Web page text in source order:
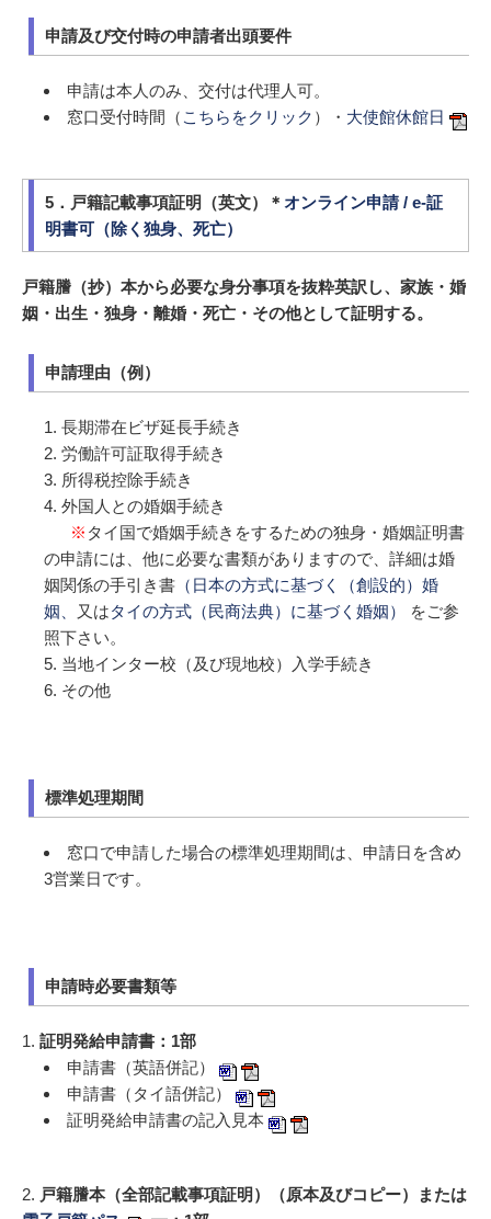
申請及び交付時の申請者出頭要件
申請は本人のみ、交付は代理人可。
窓口受付時間（ こちらをクリック ）・ 大使館休館日
5．戸籍記載事項証明（英文）＊ オンライン申請 / e-証
明書可（除く独身、死亡）
戸籍謄（抄）本から必要な身分事項を抜粋英訳し、家族・婚
姻・出生・独身・離婚・死亡・その他として証明する。
申請理由（例）
長期滞在ビザ延長手続き
労働許可証取得手続き
所得税控除手続き
外国人との婚姻手続き
※ タイ国で婚姻手続きをするための独身・婚姻証明書
の申請には、他に必要な書類がありますので、詳細は婚
姻関係の手引き書 （日本の方式に基づく（創設的）婚
姻、
又はタイの方式（民商法典）に基づく婚姻）
をご参
照下さい。
当地インター校（及び現地校）入学手続き
その他
標準処理期間
窓口で申請した場合の標準処理期間は、申請日を含め
3営業日です。
申請時必要書類等
1. 証明発給申請書：1部
申請書（英語併記）
申請書（タイ語併記）
証明発給申請書の記入見本
2. 戸籍謄本（全部記載事項証明）（原本及びコピー）または